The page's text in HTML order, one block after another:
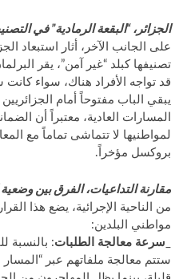
الجزائر، “البقعة الرمادية” في
على الجانب الآخر، أثار استبعاد
تصنيفها كبلد “غير آمن”، يقر
قد تواجه الأفراد هناك، سواء
يبقي الباب مفتوحاً أمام
المسارات العادية، معتبراً أن
لمواطنيها لا تتماشى تماماً مع
بروكسل مؤخراً.
مقارنة التداعيات، الفرق بين
من الناحية الإجرائية، يضع هذا
مواطني البلدين:
سرعة معالجة الطلبات: بالنسبة
ستتم معالجة ملفاتهم عبر